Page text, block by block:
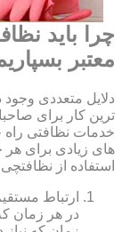
چرا باید
معتبر
دلایل متعددی
ترین کار برای
خدمات نظافتی راه
های زیادی برای هر
استفاده از
ارتباط
در هر زمان